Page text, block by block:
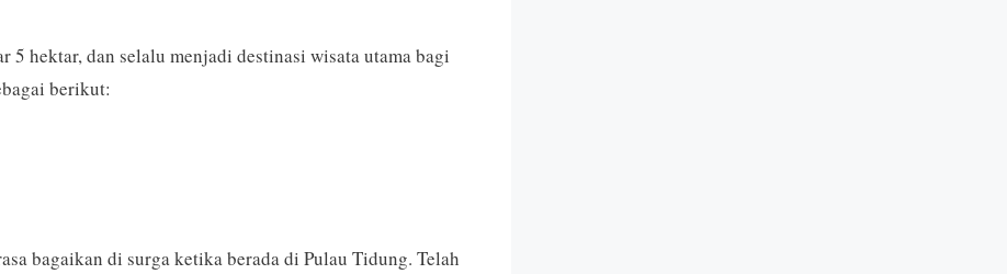
hektar, dan selalu menjadi destinasi wisata utama bagi
berikut:
bagaikan di surga ketika berada di Pulau Tidung. Telah